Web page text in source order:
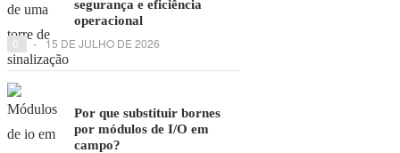
segurança e eficiência
operacional
0 - 15 DE JULHO DE 2026
Por que substituir bornes
por módulos de I/O em
campo?